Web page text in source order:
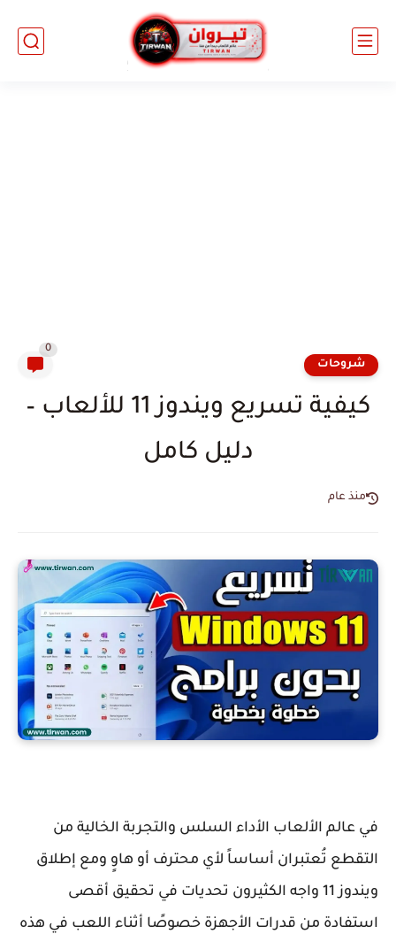
شروحات
0
كيفية تسريع ويندوز 11 للألعاب –
دليل كامل
منذ عام
في عالم الألعاب الأداء السلس والتجربة الخالية من
التقطع تُعتبران أساساً لأي محترف أو هاوٍ ومع إطلاق
ويندوز 11 واجه الكثيرون تحديات في تحقيق أقصى
استفادة من قدرات الأجهزة خصوصًا أثناء اللعب في هذه